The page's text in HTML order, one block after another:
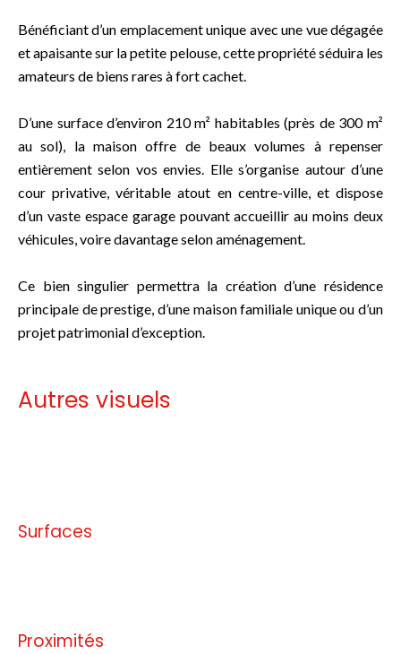
Bénéficiant d’un emplacement unique avec une vue dégagée
et apaisante sur la petite pelouse, cette propriété séduira les
amateurs de biens rares à fort cachet.
D’une surface d’environ 210 m² habitables (près de 300 m²
au sol), la maison offre de beaux volumes à repenser
entièrement selon vos envies. Elle s’organise autour d’une
cour privative, véritable atout en centre-ville, et dispose
d’un vaste espace garage pouvant accueillir au moins deux
véhicules, voire davantage selon aménagement.
Ce bien singulier permettra la création d’une résidence
principale de prestige, d’une maison familiale unique ou d’un
projet patrimonial d’exception.
Autres visuels
Surfaces
Proximités